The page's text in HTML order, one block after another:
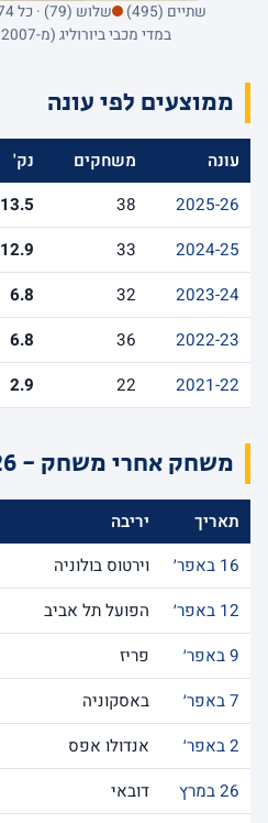
שתיים (495)
במדי מכבי ביורוליג (מ-2007 ואילך, לפי זמינות הנתונים)
ממוצעים לפי עונה
עונה משחקים נק'
2025-26
38
13.5
2024-25
33
12.9
2023-24
32
6.8
2022-23
36
6.8
2021-22
22
2.9
משחק אחרי משחק - 2025-26
תאריך יריבה
16 באפר׳
וירטוס בולוניה
12 באפר׳
הפועל תל אביב
9 באפר׳
פריז
7 באפר׳
באסקוניה
2 באפר׳
אנדולו אפס
26 במרץ
דובאי